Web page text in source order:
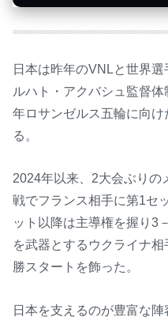
日本は昨年のVNLと世界
ルハト・アクバシュ監督
年ロサンゼルス五輪に向
る。
2024年以来、2大会ぶりの
戦でフランス相手に第1セ
ット以降は主導権を握り3
を武器とするウクライナ
勝スタートを飾った。
日本を支えるのが豊富な